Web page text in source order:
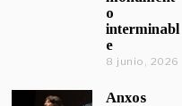
o
interminabl
e
8 junio, 2026
Anxos